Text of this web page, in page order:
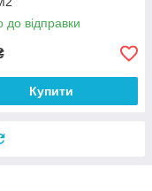
до відправки
Купити